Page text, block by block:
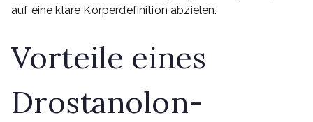
auf eine klare Körperdefinition abzielen.
Vorteile eines
Drostanolon-